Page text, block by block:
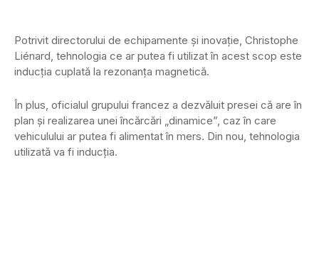
Potrivit directorului de echipamente şi inovaţie, Christophe
Liénard, tehnologia ce ar putea fi utilizat în acest scop este
inducţia cuplată la rezonanţa magnetică.
În plus, oficialul grupului francez a dezvăluit presei că are în
plan şi realizarea unei încărcări „dinamice”, caz în care
vehiculului ar putea fi alimentat în mers. Din nou, tehnologia
utilizată va fi inducţia.